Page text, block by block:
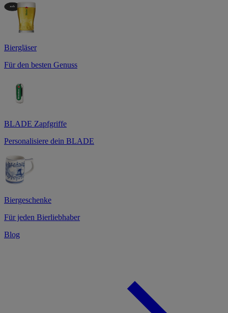
Biergläser
Für den besten Genuss
BLADE Zapfgriffe
Personalisiere dein BLADE
Biergeschenke
Für jeden Bierliebhaber
Blog